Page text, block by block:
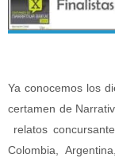
Ya conocemos los
certamen de
relatos
Colombia,